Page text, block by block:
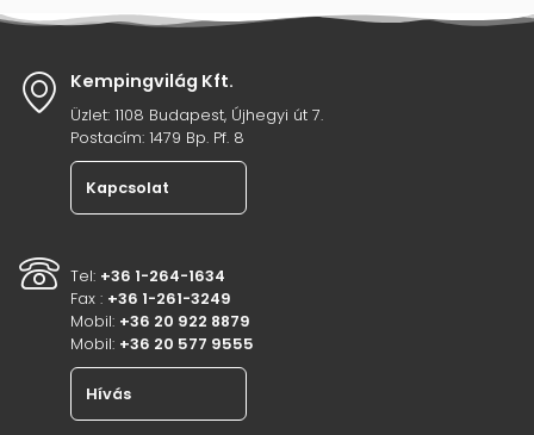
Kempingvilág Kft.
Üzlet: 1108 Budapest, Újhegyi út 7.
Postacím: 1479 Bp. Pf. 8
Kapcsolat
Tel: +36 1-264-1634
Fax : +36 1-261-3249
Mobil: +36 20 922 8879
Mobil: +36 20 577 9555
Hívás